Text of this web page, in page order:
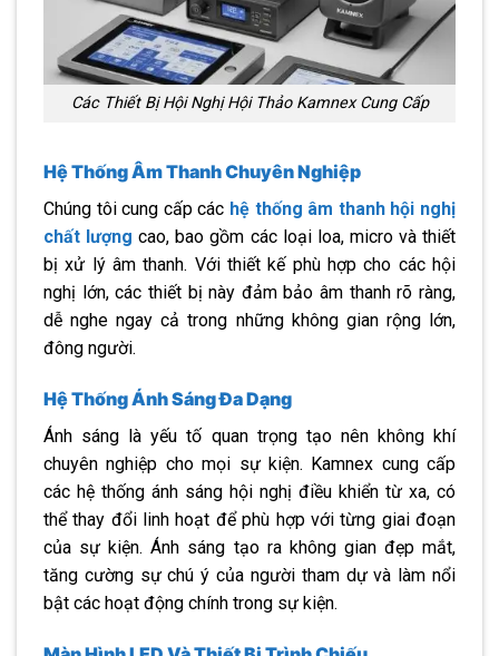
Các Thiết Bị Hội Nghị Hội Thảo Kamnex Cung Cấp
Hệ Thống Âm Thanh Chuyên Nghiệp
Chúng tôi cung cấp các hệ thống âm thanh hội nghị
chất lượng cao, bao gồm các loại loa, micro và thiết
bị xử lý âm thanh. Với thiết kế phù hợp cho các hội
nghị lớn, các thiết bị này đảm bảo âm thanh rõ ràng,
dễ nghe ngay cả trong những không gian rộng lớn,
đông người.
Hệ Thống Ánh Sáng Đa Dạng
Ánh sáng là yếu tố quan trọng tạo nên không khí
chuyên nghiệp cho mọi sự kiện. Kamnex cung cấp
các hệ thống ánh sáng hội nghị điều khiển từ xa, có
thể thay đổi linh hoạt để phù hợp với từng giai đoạn
của sự kiện. Ánh sáng tạo ra không gian đẹp mắt,
tăng cường sự chú ý của người tham dự và làm nổi
bật các hoạt động chính trong sự kiện.